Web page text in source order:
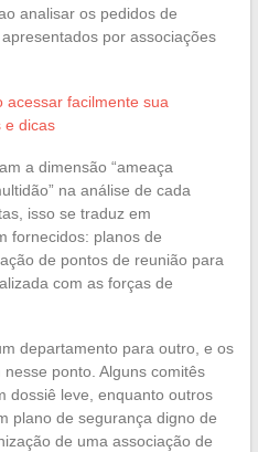
analisar os pedidos de
por associações
acessar facilmente sua
e dicas
a dimensão “ameaça
na análise de cada
isso se traduz em
fornecidos: planos de
de pontos de reunião para
com as forças de
departamento para outro, e os
ponto. Alguns comitês
dossiê leve, enquanto outros
plano de segurança digno de
de uma associação de